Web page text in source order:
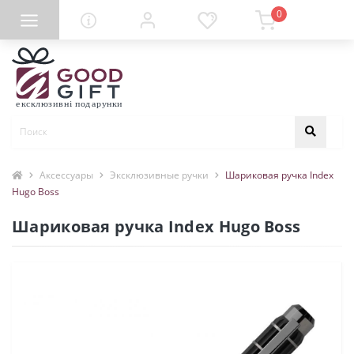
0
Аксессуары Эксклюзивные ручки
Шариковая ручка Index
Hugo Boss
Шариковая ручка Index Hugo Boss